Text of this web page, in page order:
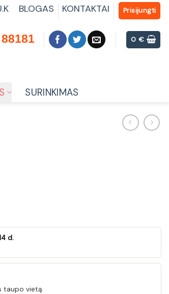
BLOGAS KONTAKTAI Prisijungti
0€
SURINKIMAS
d.
taupo vietą.